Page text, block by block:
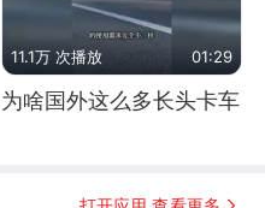
11.1万 次播放 01:29
为啥国外这么多长头卡车